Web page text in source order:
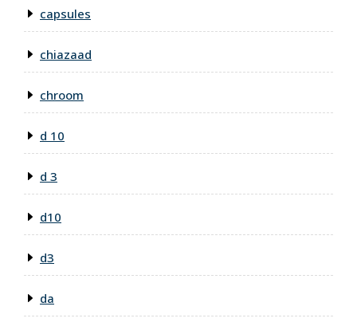
capsules
chiazaad
chroom
d 10
d 3
d10
d3
da